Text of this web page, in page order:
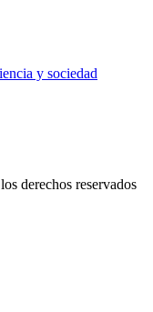
y sociedad
derechos reservados